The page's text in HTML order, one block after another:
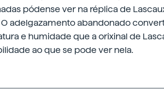
pódense ver na réplica de
O adelgazamento abandonado
e humidade que a orixinal de
ao que se pode ver nela.